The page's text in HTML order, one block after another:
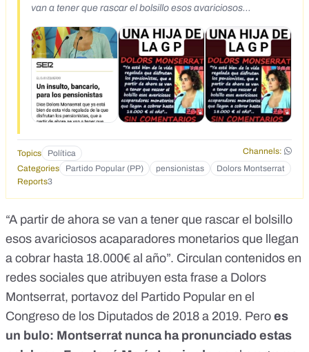
van a tener que rascar el bolsillo esos avariciosos
euros al año.&nbsp;</div>
Topics Política
Channels:
Categories
Partido Popular (PP) pensionistas
Dolors Montserrat
Reports3
“A partir de ahora se van a tener que rascar el bolsillo
esos avariciosos acaparadores monetarios que llegan
a cobrar hasta 18.000€ al año”. Circulan contenidos en
redes sociales que atribuyen esta frase a Dolors
Montserrat, portavoz del Partido Popular en el
Congreso de los Diputados de 2018 a 2019. Pero es
un bulo: Montserrat nunca ha pronunciado estas